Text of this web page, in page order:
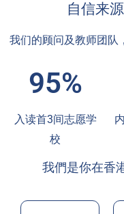
自信来
我们的顾问及教师团队
95%
入读首3间志愿学
校
我們是你在香